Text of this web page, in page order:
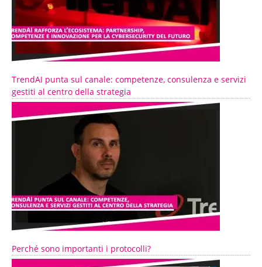
TrendAI punta sul canale: competenze, consulenza e servizi
gestiti al centro della strategia
Perché sono importanti i protocolli?